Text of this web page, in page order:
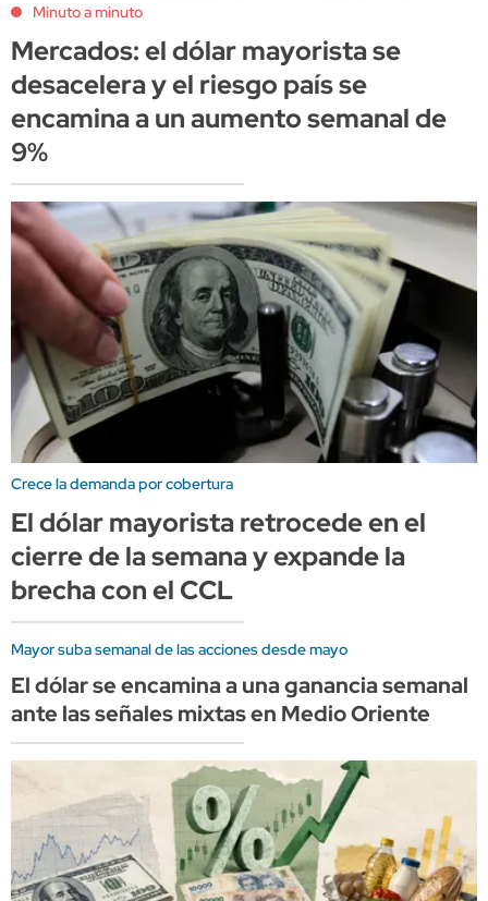
Minuto a minuto
Mercados: el dólar mayorista se
desacelera y el riesgo país se
encamina a un aumento semanal de
9%
Crece la demanda por cobertura
El dólar mayorista retrocede en el
cierre de la semana y expande la
brecha con el CCL
Mayor suba semanal de las acciones desde mayo
El dólar se encamina a una ganancia semanal
ante las señales mixtas en Medio Oriente